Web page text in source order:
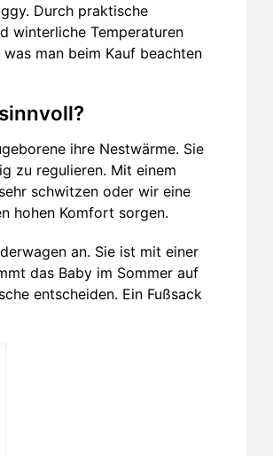
Durch praktische
winterliche Temperaturen
man beim Kauf beachten
ihre Nestwärme. Sie
zu regulieren. Mit einem
schwitzen oder wir eine
hohen Komfort sorgen.
an. Sie ist mit einer
das Baby im Sommer auf
entscheiden. Ein Fußsack